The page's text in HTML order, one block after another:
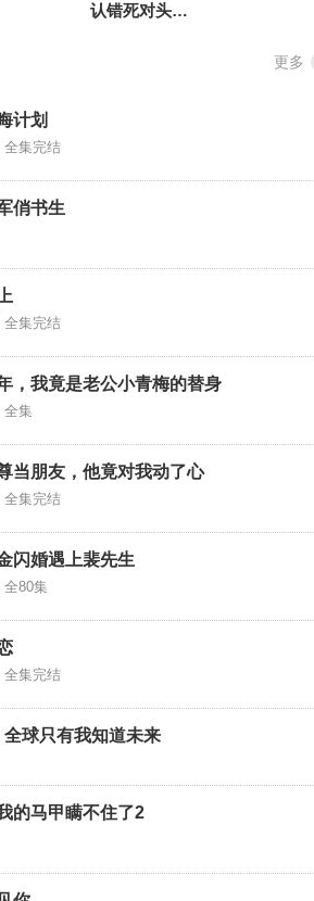
认错死对头当哥哥后
更多
计划
全集完结
俏书生
全集完结
，我竟是老公小青梅的替身
全集
当朋友，他竟对我动了心
全集完结
闪婚遇上裴先生
全80集
全集完结
全球只有我知道未来
的马甲瞒不住了2